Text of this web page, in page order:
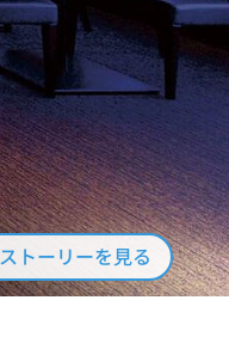
ストーリーを見る